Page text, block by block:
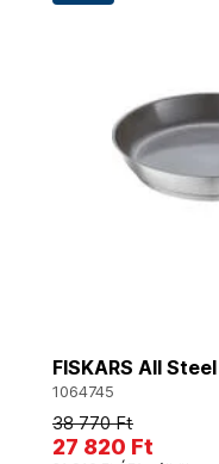
FISKARS All
1064745
38 770 Ft
27 820 Ft